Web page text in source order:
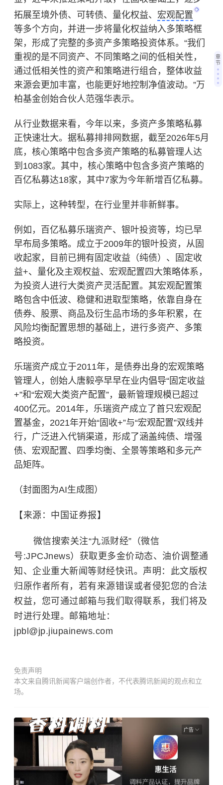
拓展至境外债、可转债、量化权益、 宏观配置
等多个方向，并进一步将量化权益纳入多策略框
架，形成了完整的多资产多策略投资体系。“我们
重视的是不同资产、不同策略之间的低相关性，
通过低相关性的资产和策略进行组合，整体收益
来源会更加丰富，也能更好地控制净值波动。”万
柏基金创始合伙人范强华表示。
从行业数据来看，今年以来，多资产多策略私募
正快速壮大。据私募排排网数据，截至2026年5月
底，核心策略中包含多资产策略的私募管理人达
到1083家。其中，核心策略中包含多资产策略的
百亿私募达18家，其中7家为今年新增百亿私募。
实际上，这种转型，在行业里并非新鲜事。
例如，百亿私募乐瑞资产、银叶投资等，均已早
早布局多策略。成立于2009年的银叶投资，从固
收起家，目前已拥有固定收益（纯债）、固定收
益+、量化及主观权益、宏观配置四大策略体系，
为投资人进行大类资产灵活配置。其宏观配置策
略包含中低波、稳健和进取型策略，依靠自身在
债券、股票、商品及衍生品市场的多年积累，在
风险均衡配置思想的基础上，进行多资产、多策
略投资。
乐瑞资产成立于2011年，是债券出身的宏观策略
管理人，创始人唐毅亭早早在业内倡导“固定收益
+”和“宏观大类资产配置”，最新管理规模已超过
400亿元。2014年，乐瑞资产成立了首只宏观配
置基金，2021年开始“固收+”与“宏观配置”双线并
行，广泛进入代销渠道，形成了涵盖纯债、增强
债、宏观配置、四季均衡、全景等策略和多元产
品矩阵。
（封面图为AI生成图）
【来源：中国证券报】
微信搜索关注“九派财经”（微信
号:JPCJnews）获取更多金价动态、油价调整通
知、企业重大新闻等财经快讯。声明：此文版权
归原作者所有，若有来源错误或者侵犯您的合法
权益，您可通过邮箱与我们取得联系，我们将及
时进行处理。邮箱地址：
jpbl@jp.jiupainews.com
免责声明
本文来自腾讯新闻客户端创作者，不代表腾讯新闻的观点和立
场。
广告
章
节